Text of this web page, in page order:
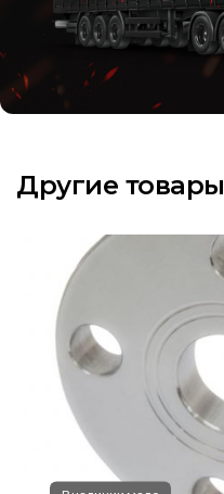
Другие товары